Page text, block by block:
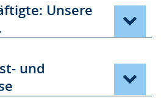
Unsere
und